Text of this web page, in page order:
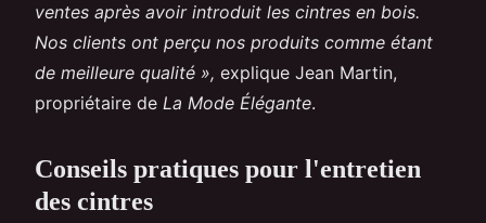
ventes après avoir introduit les cintres en bois.
Nos clients ont perçu nos produits comme étant
de meilleure qualité », explique Jean Martin,
propriétaire de La Mode Élégante.
Conseils pratiques pour l'entretien
des cintres